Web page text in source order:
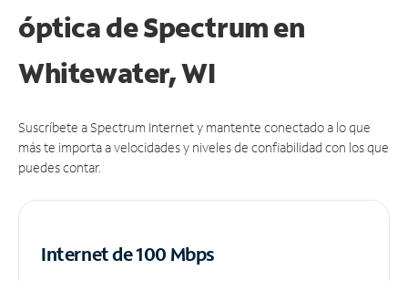
óptica de Spectrum en
Whitewater, WI
Suscríbete a Spectrum Internet y mantente conectado a lo que
más te importa a velocidades y niveles de confiabilidad con los que
puedes contar.
Internet de 100 Mbps